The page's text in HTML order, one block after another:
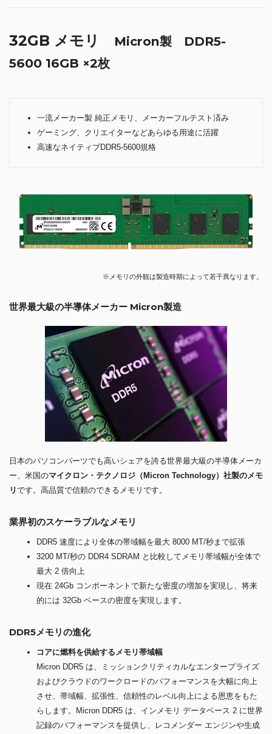
32GB メモリ
Micron製 DDR5-
5600 16GB ×2枚
一流メーカー製 純正メモリ、メーカーフルテスト済み
ゲーミング、クリエイターなどあらゆる用途に活躍
高速なネイティブDDR5-5600規格
※メモリの外観は製造時期によって若干異なります。
世界最大級の半導体メーカー Micron製造
日本のパソコンパーツでも高いシェアを誇る世界最大級の半導体メーカ
ー、米国のマイクロン・テクノロジ（Micron Technology）社製のメモ
リです。高品質で信頼のできるメモリです。
業界初のスケーラブルなメモリ
DDR5 速度により全体の帯域幅を最大 8000 MT/秒まで拡張
3200 MT/秒の DDR4 SDRAM と比較してメモリ帯域幅が全体で
最大 2 倍向上
現在 24Gb コンポーネントで新たな密度の増加を実現し、将来
的には 32Gb ベースの密度を実現します。
DDR5メモリの進化
コアに燃料を供給するメモリ帯域幅
Micron DDR5 は、ミッションクリティカルなエンタープライズ
およびクラウドのワークロードのパフォーマンスを大幅に向上
させ、帯域幅、拡張性、信頼性のレベル向上による恩恵をもた
らします。Micron DDR5 は、インメモリ データベース 2 に世界
記録のパフォーマンスを提供し、レコメンダー エンジンや生成